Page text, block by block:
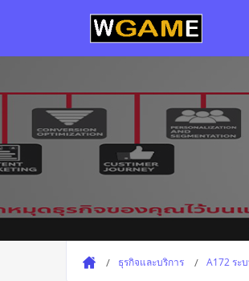
ธุรกิจและบริการ A172 ระ